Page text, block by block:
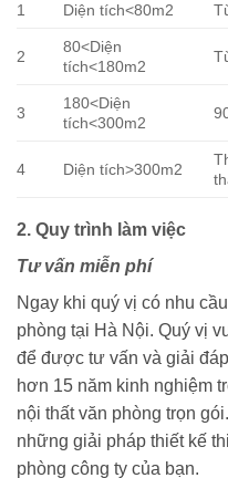
1 Diện tích<80m2
2
80<Diện
tích<180m2
3
180<Diện
tích<300m2
4 Diện tích>300m2
2. Quy trình làm việc
Tư vấn miễn phí
Ngay khi quý vị có nhu
phòng tại Hà Nội. Quý vị
để được tư vấn và giải
hơn 15 năm kinh nghiệm
nội thất văn phòng trọn
những giải pháp thiết kế
phòng công ty của bạn.